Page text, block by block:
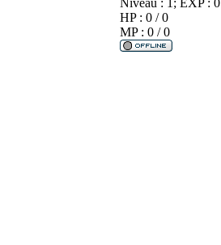
Niveau : 1; EXP : 0
HP : 0 / 0
MP : 0 / 0